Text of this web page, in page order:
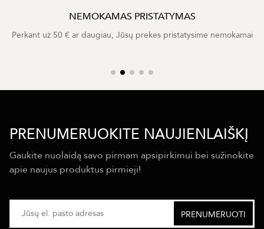
NEMOKAMAS PRISTATYMAS
Perkant už 50 € ar daugiau, Jūsų prekes pristatysime nemokamai
PRENUMERUOKITE NAUJIENLAIŠKĮ
Gaukite nuolaidą savo pirmam apsipirkimui bei sužinokite
apie naujus produktus pirmieji!